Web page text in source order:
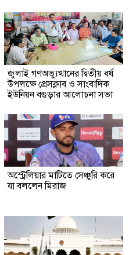
জুলাই গণঅভ্যুত্থানের দ্বিতীয় বর্ষ
উপলক্ষে প্রেসক্লাব ও সাংবাদিক
ইউনিয়ন বগুড়ার আলোচনা সভা
অস্ট্রেলিয়ার মাটিতে সেঞ্চুরি করে
যা বললেন মিরাজ